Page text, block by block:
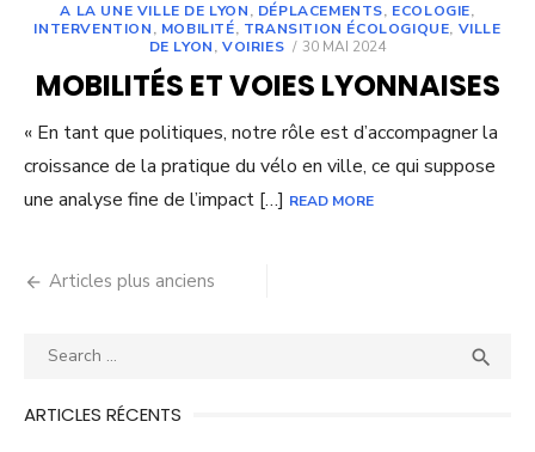
A LA UNE VILLE DE LYON, DÉPLACEMENTS, ECOLOGIE,
INTERVENTION, MOBILITÉ, TRANSITION ÉCOLOGIQUE, VILLE
DE LYON,VOIRIES
POSTED
30 MAI 2024
MOBILITÉS ET VOIES LYONNAISES
« En tant que politiques, notre rôle est d’accompagner la
croissance de la pratique du vélo en ville, ce qui suppose
une analyse fine de l’impact […] READ MORE
Navigation
articles
Articles plus anciens
Search

ARTICLES RÉCENTS